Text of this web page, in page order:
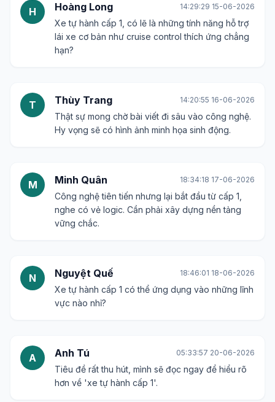
H Hoàng Long 14:29:29 15-06-2026
Xe tự hành cấp 1, có lẽ là những tính năng hỗ trợ
lái xe cơ bản như cruise control thích ứng chẳng
hạn?
T Thùy Trang 14:20:55 16-06-2026
Thật sự mong chờ bài viết đi sâu vào công nghệ.
Hy vọng sẽ có hình ảnh minh họa sinh động.
M Minh Quân 18:34:18 17-06-2026
Công nghệ tiên tiến nhưng lại bắt đầu từ cấp 1,
nghe có vẻ logic. Cần phải xây dựng nền tảng
vững chắc.
N Nguyệt Quế 18:46:01 18-06-2026
Xe tự hành cấp 1 có thể ứng dụng vào những lĩnh
vực nào nhỉ?
A Anh Tú 05:33:57 20-06-2026
Tiêu đề rất thu hút, mình sẽ đọc ngay để hiểu rõ
hơn về 'xe tự hành cấp 1'.